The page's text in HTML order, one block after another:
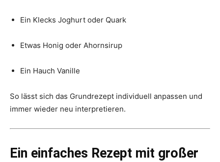
Ein Klecks Joghurt oder Quark
Etwas Honig oder Ahornsirup
Ein Hauch Vanille
So lässt sich das Grundrezept individuell anpassen und
immer wieder neu interpretieren.
Ein einfaches Rezept mit großer